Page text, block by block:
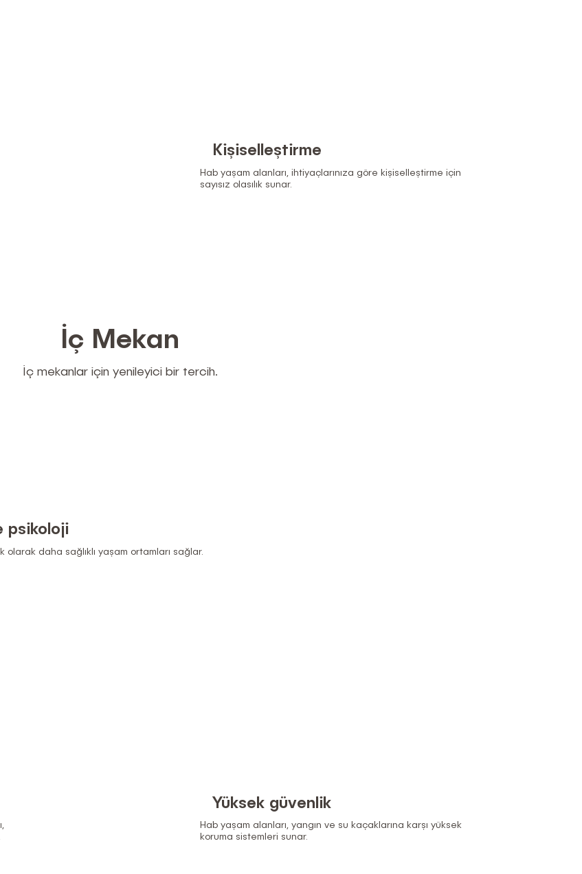
Kişiselleştirme
Hab yaşam alanları, ihtiyaçlarınıza göre kişiselleştirme için
sayısız olasılık sunar.
İç Mekan
İç mekanlar için yenileyici bir tercih.
psikoloji
olarak daha sağlıklı yaşam ortamları sağlar.
Yüksek güvenlik
Hab yaşam alanları, yangın ve su kaçaklarına karşı yüksek
koruma sistemleri sunar.